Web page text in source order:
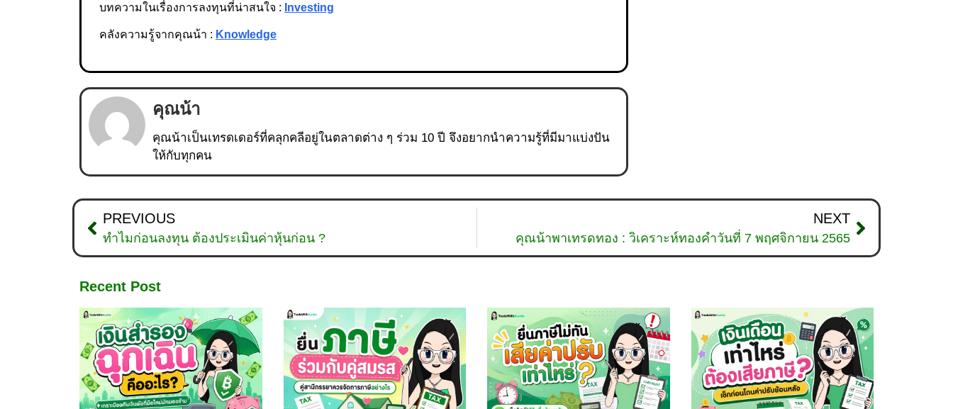
บทความในเรื่องการลงทุนที่น่าสนใจ : Investing
คลังความรู้จากคุณน้า : Knowledge
คุณน้า
คุณน้าเป็นเทรดเดอร์ที่คลุกคลีอยู่ในตลาดต่าง ๆ ร่วม 10 ปี จึงอยากนำความรู้ที่มีมาแบ่งปัน
ให้กับทุกคน
PREVIOUS
ทำไมก่อนลงทุน ต้องประเมินค่าหุ้นก่อน ?
NEXT
คุณน้าพาเทรดทอง : วิเคราะห์ทองคำวันที่ 7 พฤศจิกายน 2565
Recent Post